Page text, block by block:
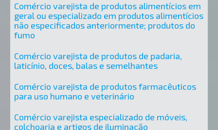
Comércio varejista de produtos alimentícios em
geral ou especializado em produtos alimentícios
não especificados anteriormente; produtos do
fumo
Comércio varejista de produtos de padaria,
laticínio, doces, balas e semelhantes
Comércio varejista de produtos farmacêuticos
para uso humano e veterinário
Comércio varejista especializado de móveis,
colchoaria e artigos de iluminação